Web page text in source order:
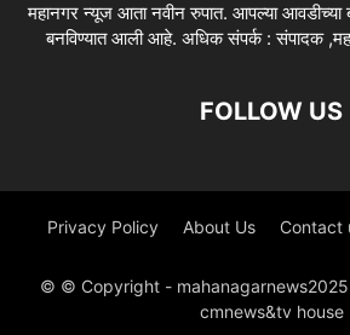
महानगर न्यूज आता नवीन रुपात. आपल्या आवडीच्या
बनविण्यात आली आहे. अधिक संपर्क : संपादक
FOLLOW US
Privacy Policy About Us Contact
© © Copyright -
cmnews&tv house